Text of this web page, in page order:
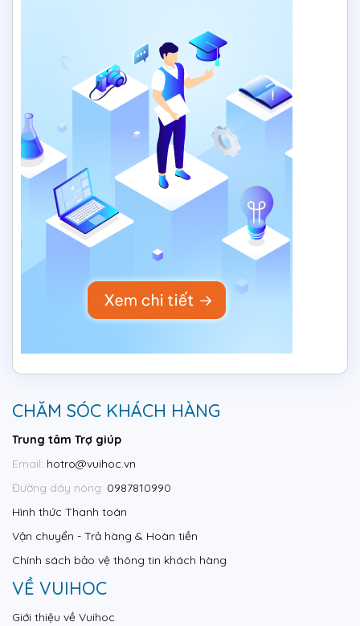
CHĂM SÓC KHÁCH HÀNG
Trung tâm Trợ giúp
Email: hotro@vuihoc.vn
Đường dây nóng: 0987810990
Hình thức Thanh toán
Vận chuyển - Trả hàng & Hoàn tiền
Chính sách bảo vệ thông tin khách hàng
VỀ VUIHOC
Giới thiệu về Vuihoc